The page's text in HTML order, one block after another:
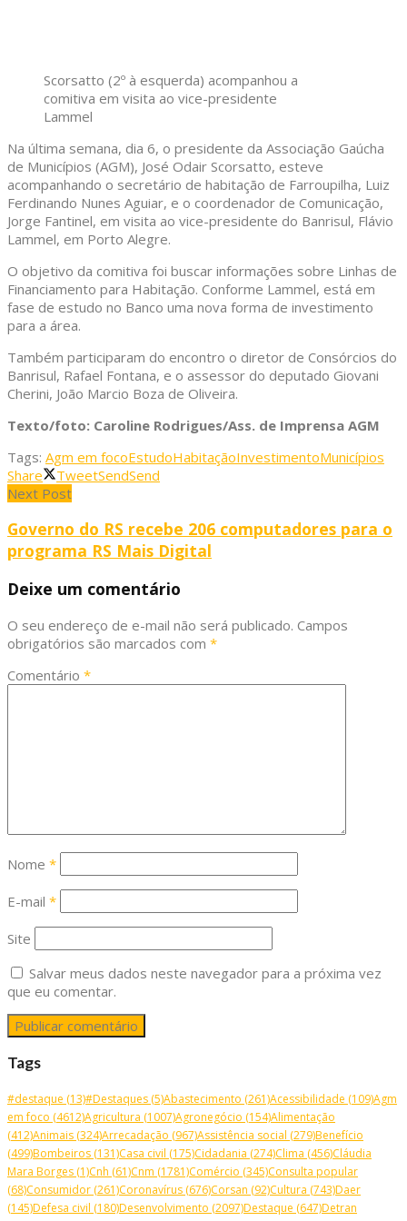
Scorsatto (2º à esquerda) acompanhou a
comitiva em visita ao vice-presidente
Lammel
Na última semana, dia 6, o presidente da Associação Gaúcha
de Municípios (AGM), José Odair Scorsatto, esteve
acompanhando o secretário de habitação de Farroupilha, Luiz
Ferdinando Nunes Aguiar, e o coordenador de Comunicação,
Jorge Fantinel, em visita ao vice-presidente do Banrisul, Flávio
Lammel, em Porto Alegre.
O objetivo da comitiva foi buscar informações sobre Linhas de
Financiamento para Habitação. Conforme Lammel, está em
fase de estudo no Banco uma nova forma de investimento
para a área.
Também participaram do encontro o diretor de Consórcios do
Banrisul, Rafael Fontana, e o assessor do deputado Giovani
Cherini, João Marcio Boza de Oliveira.
Texto/foto: Caroline Rodrigues/Ass. de Imprensa AGM
Tags: Agm em focoEstudoHabitaçãoInvestimentoMunicípios
Share
TweetSendSend
Next Post
Governo do RS recebe 206 computadores para o
programa RS Mais Digital
Deixe um comentário
O seu endereço de e-mail não será publicado. Campos
obrigatórios são marcados com *
Comentário *
Nome *
E-mail *
Site
Salvar meus dados neste navegador para a próxima vez
que eu comentar.
Tags
#destaque (13)#Destaques (5)Abastecimento (261)Acessibilidade (109)Agm
em foco (4612)Agricultura (1007)Agronegócio (154)Alimentação
(412)Animais (324)Arrecadação (967)Assistência social (279)Benefício
(499)Bombeiros (131)Casa civil (175)Cidadania (274)Clima (456)Cláudia
Mara Borges (1)Cnh (61)Cnm (1781)Comércio (345)Consulta popular
(68)Consumidor (261)Coronavírus (676)Corsan (92)Cultura (743)Daer
(145)Defesa civil (180)Desenvolvimento (2097)Destaque (647)Detran